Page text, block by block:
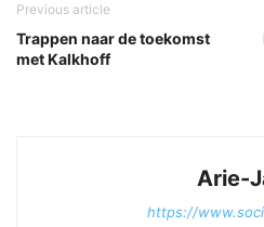
Previous article
Trappen naar de toekomst
met Kalkhoff
Arie-
https://